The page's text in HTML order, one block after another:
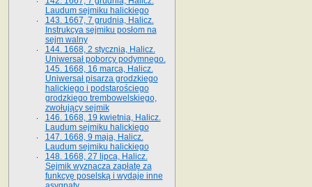
Laudum sejmiku halickiego
143. 1667, 7 grudnia, Halicz.
Instrukcya sejmiku posłom na
sejm walny
144. 1668, 2 stycznia, Halicz.
Uniwersał poborcy podymnego.
145. 1668, 16 marca, Halicz.
Uniwersał pisarza grodzkiego
halickiego i podstarościego
grodzkiego trembowelskiego,
zwołujący sejmik
146. 1668, 19 kwietnia, Halicz.
Laudum sejmiku halickiego
147. 1668, 9 maja, Halicz.
Laudum sejmiku halickiego
148. 1668, 27 lipca, Halicz.
Sejmik wyznacza zapłatę za
funkcyę poselską i wydaje inne